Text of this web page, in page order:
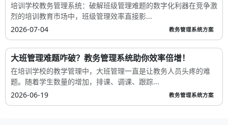
培训学校教务管理系统：破解班级管理难题的数字化利器在竞争激
烈的培训教育市场中，班级管理效率直接影...
2026-07-04
教务管理系统方案
大班管理难题咋破？教务管理系统助你效率倍增！
在培训学校的教学管理中，大班管理一直是让教务人员头疼的难
题。随着学生数量的增加，排课、调课、跟踪...
2026-06-19
教务管理系统方案